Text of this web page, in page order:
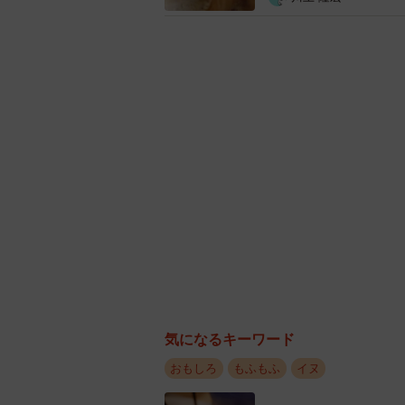
気になるキーワード
おもしろ もふもふ イヌ